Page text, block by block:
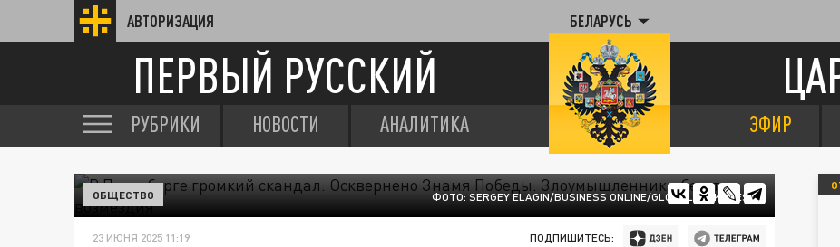
АВТОРИЗАЦИЯ БЕЛАРУСЬ
ПЕРВЫЙ РУССКИЙ
РУБРИКИ НОВОСТИ АНАЛИТИКА ЭФИР
ФОТО: SERGEY ELAGIN/BUSINESS ONLINE/GLOBALLOOKPRESS
ОБЩЕСТВО
23 ИЮНЯ 2025 11:19 ПОДПИШИТЕСЬ: